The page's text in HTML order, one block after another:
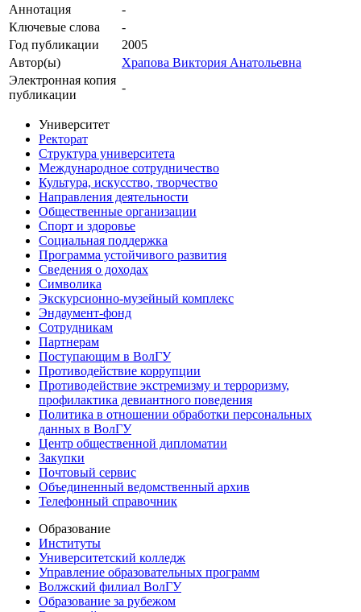
Аннотация
-
Ключевые cлова
-
Год публикации
2005
Автор(ы)
Храпова Виктория Анатольевна
Электронная копия
публикации
-
Университет
Ректорат
Структура университета
Международное сотрудничество
Культура, искусство, творчество
Направления деятельности
Общественные организации
Спорт и здоровье
Социальная поддержка
Программа устойчивого развития
Сведения о доходах
Символика
Экскурсионно-музейный комплекс
Эндаумент-фонд
Сотрудникам
Партнерам
Поступающим в ВолГУ
Противодействие коррупции
Противодействие экстремизму и терроризму,
профилактика девиантного поведения
Политика в отношении обработки персональных
данных в ВолГУ
Центр общественной дипломатии
Закупки
Почтовый сервис
Объединенный ведомственный архив
Телефонный справочник
Образование
Институты
Университетский колледж
Управление образовательных программ
Волжский филиал ВолГУ
Образование за рубежом